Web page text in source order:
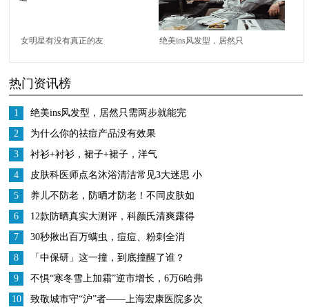
女明星有没有真正的友
实操心对方的脱发问题
绝美ins风发型，居然只
热门资讯榜
1
绝美ins风发型，居然只需两步就能完
成？！
2
为什么你的祛痘产品没有效果
3
衬衫+衬衫，裙子+裙子，洋气
4
皮肤科医师点名沐浴清洁常见3大迷思 小
心洗出敏感肌
5
养儿不防老，防晒才防老！不同皮肤如
何选择适合的防晒用品？
6
12款防晒真实大测评，科颜氏清爽露得
清厚重，最喜欢的还是碧柔
7
30秒揪出百万螨虫，痘痘、粉刺全消
失，让你素颜变好看100倍
8
「中保研」这一撞，到底撞醒了谁？
9
不惧“寒冬雪上加霜”逆市增长，6万6哈弗
M6销量持续领先
10 致敬城市守“沪”者——上海宏康医院多次